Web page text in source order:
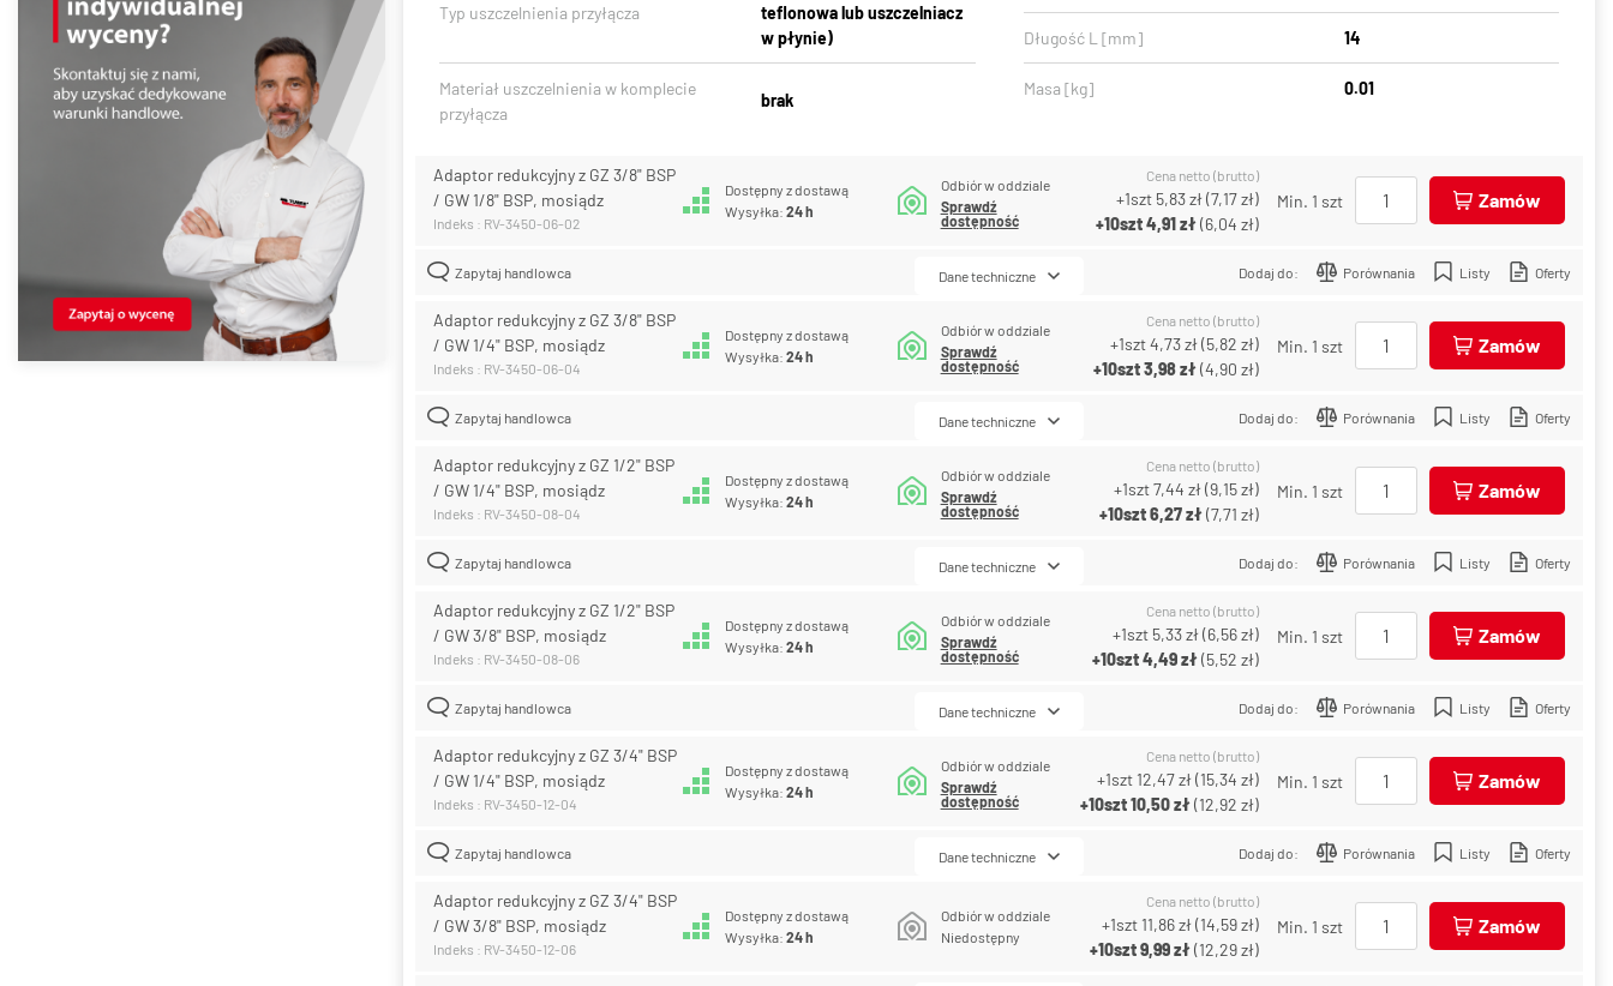
Typ uszczelnienia przyłącza
teflonowa lub uszczelniacz
w płynie)
Materiał uszczelnienia w komplecie
przyłącza
brak
Długość L [mm] 14
Masa [kg] 0.01
Adaptor redukcyjny z GZ 3/8" BSP
/ GW 1/8" BSP, mosiądz
Indeks : RV-3450-06-02
Dostępny z dostawą
Wysyłka:24 h
Odbiór w oddziale
Sprawdź
dostępność
Cena netto (brutto)
+1szt 5,83 zł(7,17 zł)
+10szt4,91 zł(6,04 zł)
Min. 1 szt Zamów
Zapytaj handlowca Dodaj do: Porównania Listy Oferty
Dane techniczne
Adaptor redukcyjny z GZ 3/8" BSP
/ GW 1/4" BSP, mosiądz
Indeks : RV-3450-06-04
Dostępny z dostawą
Wysyłka:24 h
Odbiór w oddziale
Sprawdź
dostępność
Cena netto (brutto)
+1szt4,73 zł(5,82 zł)
+10szt3,98 zł(4,90 zł)
Min. 1 szt Zamów
Zapytaj handlowca Dodaj do: Porównania Listy Oferty
Dane techniczne
Adaptor redukcyjny z GZ 1/2" BSP
/ GW 1/4" BSP, mosiądz
Indeks : RV-3450-08-04
Dostępny z dostawą
Wysyłka:24 h
Odbiór w oddziale
Sprawdź
dostępność
Cena netto (brutto)
+1szt7,44 zł(9,15 zł)
+10szt6,27 zł(7,71 zł)
Min. 1 szt Zamów
Zapytaj handlowca Dodaj do: Porównania Listy Oferty
Dane techniczne
Adaptor redukcyjny z GZ 1/2" BSP
/ GW 3/8" BSP, mosiądz
Indeks : RV-3450-08-06
Dostępny z dostawą
Wysyłka:24 h
Odbiór w oddziale
Sprawdź
dostępność
Cena netto (brutto)
+1szt 5,33 zł(6,56 zł)
+10szt4,49 zł(5,52 zł)
Min. 1 szt Zamów
Zapytaj handlowca Dodaj do: Porównania Listy Oferty
Dane techniczne
Adaptor redukcyjny z GZ 3/4" BSP
/ GW 1/4" BSP, mosiądz
Indeks : RV-3450-12-04
Dostępny z dostawą
Wysyłka:24 h
Odbiór w oddziale
Sprawdź
dostępność
Cena netto (brutto)
+1szt 12,47 zł(15,34 zł)
+10szt10,50 zł(12,92 zł)
Min. 1 szt Zamów
Zapytaj handlowca Dodaj do: Porównania Listy Oferty
Dane techniczne
Adaptor redukcyjny z GZ 3/4" BSP
/ GW 3/8" BSP, mosiądz
Indeks : RV-3450-12-06
Dostępny z dostawą
Wysyłka:24 h
Odbiór w oddziale
Niedostępny
Cena netto (brutto)
+1szt 11,86 zł(14,59 zł)
+10szt9,99 zł(12,29 zł)
Min. 1 szt Zamów